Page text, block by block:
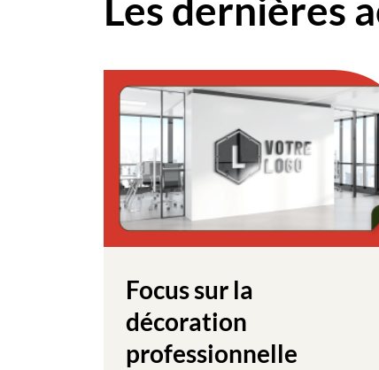
Les dernières
Focus sur la
décoration
professionnelle